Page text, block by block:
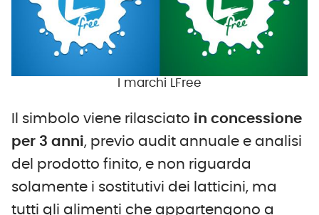
I marchi LFree
Il simbolo viene rilasciato in concessione
per 3 anni, previo audit annuale e analisi
del prodotto finito, e non riguarda
solamente i sostitutivi dei latticini, ma
tutti gli alimenti che appartengono a